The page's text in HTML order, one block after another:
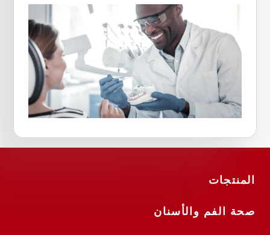
المنتجات
صحة الفم والأسنان